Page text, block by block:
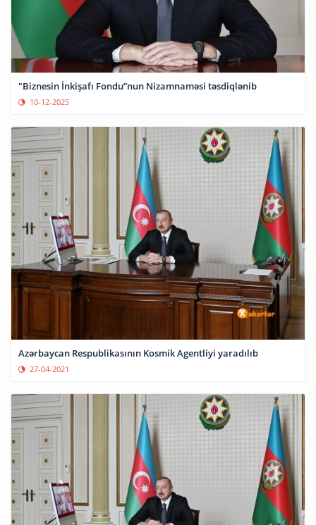
"Biznesin İnkişafı Fondu”nun Nizamnaməsi təsdiqlənib
10-12-2025
Azərbaycan Respublikasının Kosmik Agentliyi yaradılıb
27-04-2021